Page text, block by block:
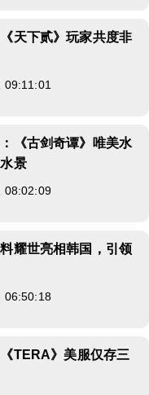
天下贰》玩家共度非
09:11:01
《古剑奇谭》唯美水
景
08:02:09
耀世亮相韩国，引领
06:50:18
TERA》美服仅存三